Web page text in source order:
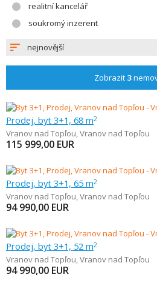
realitní kancelář
soukromý inzerent
nejnovější
Zobrazit 3
Prodej, byt 3+1, 68 m2
Vranov nad Topľou,Vranov nad Topľou
115 999,00 EUR
Prodej, byt 3+1, 65 m2
Vranov nad Topľou,Vranov nad Topľou
94 990,00 EUR
Prodej, byt 3+1, 52 m2
Vranov nad Topľou,Vranov nad Topľou
94 990,00 EUR